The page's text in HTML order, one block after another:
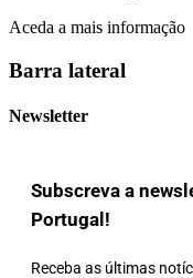
Aceda a mais informação
Barra lateral
Newsletter
Subscreva a
Portugal!
Receba as últimas